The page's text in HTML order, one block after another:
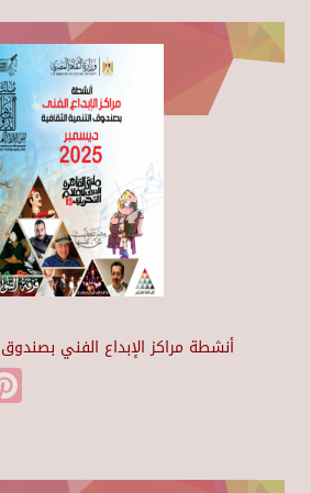
أنشطة مراكز الإبداع الفني بصندوق